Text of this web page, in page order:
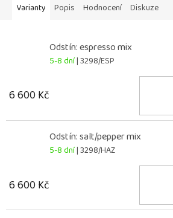
Varianty Popis Hodnocení Diskuze
Odstín: espresso mix
5-8 dní| 3298/ESP
6 600 Kč
Odstín: salt/pepper mix
5-8 dní| 3298/HAZ
6 600 Kč